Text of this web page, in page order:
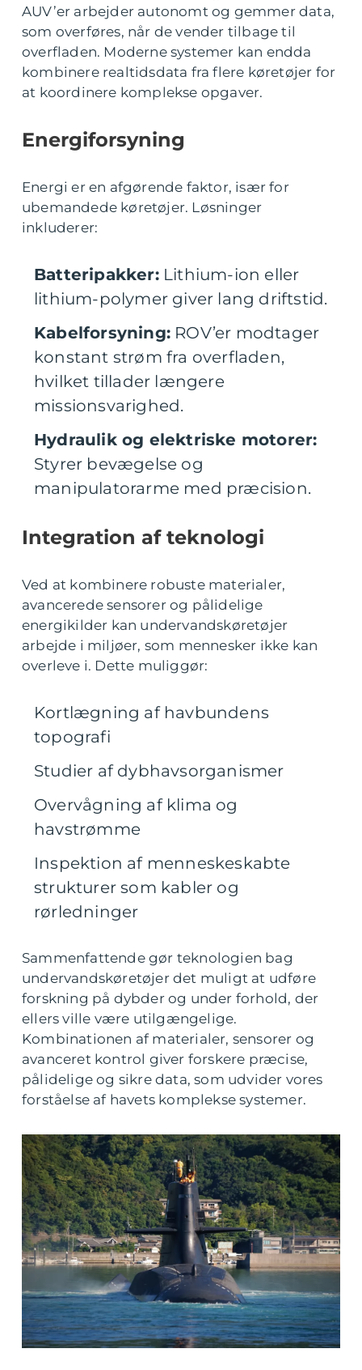
AUV’er arbejder autonomt og gemmer data,
som overføres, når de vender tilbage til
overfladen. Moderne systemer kan endda
kombinere realtidsdata fra flere køretøjer for
at koordinere komplekse opgaver.
Energiforsyning
Energi er en afgørende faktor, især for
ubemandede køretøjer. Løsninger
inkluderer:
Batteripakker:Lithium-ion eller
lithium-polymer giver lang driftstid.
Kabelforsyning: ROV’er modtager
konstant strøm fra overfladen,
hvilket tillader længere
missionsvarighed.
Hydraulik og elektriske motorer:
Styrer bevægelse og
manipulatorarme med præcision.
Integration af teknologi
Ved at kombinere robuste materialer,
avancerede sensorer og pålidelige
energikilder kan undervandskøretøjer
arbejde i miljøer, som mennesker ikke kan
overleve i. Dette muliggør:
Kortlægning af havbundens
topografi
Studier af dybhavsorganismer
Overvågning af klima og
havstrømme
Inspektion af menneskeskabte
strukturer som kabler og
rørledninger
Sammenfattende gør teknologien bag
undervandskøretøjer det muligt at udføre
forskning på dybder og under forhold, der
ellers ville være utilgængelige.
Kombinationen af materialer, sensorer og
avanceret kontrol giver forskere præcise,
pålidelige og sikre data, som udvider vores
forståelse af havets komplekse systemer.